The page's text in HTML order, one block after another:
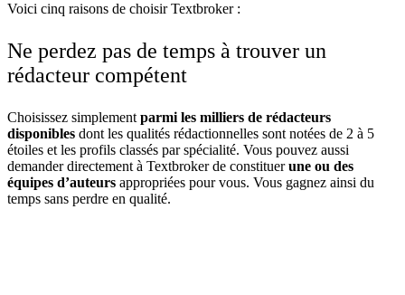
Voici cinq raisons de choisir Textbroker :
Ne perdez pas de temps à trouver un
rédacteur compétent
Choisissez simplementparmi les milliers de rédacteurs
disponibles dont les qualités rédactionnelles sont notées de 2 à 5
étoiles et les profils classés par spécialité. Vous pouvez aussi
demander directement à Textbroker de constituerune ou des
équipes d’auteurs appropriées pour vous. Vous gagnez ainsi du
temps sans perdre en qualité.